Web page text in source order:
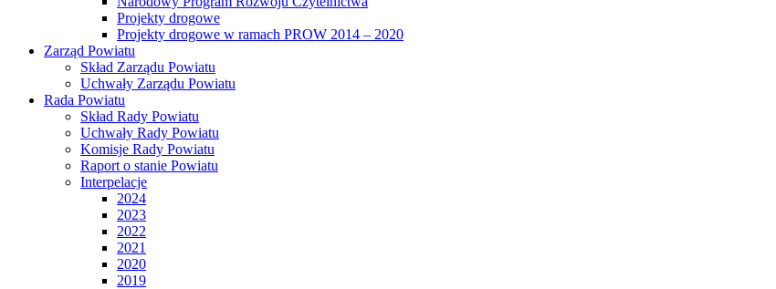
Projekty drogowe
Projekty drogowe w ramach PROW 2014 – 2020
Zarząd Powiatu
Skład Zarządu Powiatu
Uchwały Zarządu Powiatu
Rada Powiatu
Skład Rady Powiatu
Uchwały Rady Powiatu
Komisje Rady Powiatu
Raport o stanie Powiatu
Interpelacje
2024
2023
2022
2021
2020
2019